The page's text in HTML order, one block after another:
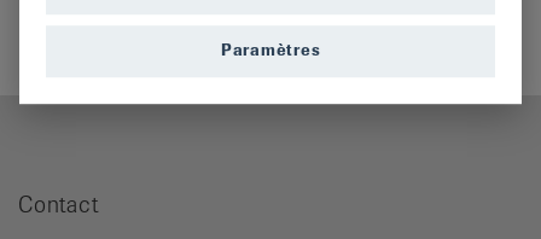
Contact
Paramètres